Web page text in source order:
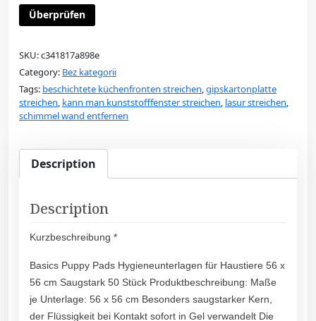
Überprüfen
SKU:c341817a898e
Category: Bez kategorii
Tags: beschichtete küchenfronten streichen,gipskartonplatte
streichen, kann man kunststofffenster streichen, lasur streichen,
schimmel wand entfernen
Description
Description
Kurzbeschreibung *
Basics Puppy Pads Hygieneunterlagen für Haustiere 56 x
56 cm Saugstark 50 Stück Produktbeschreibung: Maße
je Unterlage: 56 x 56 cm Besonders saugstarker Kern,
der Flüssigkeit bei Kontakt sofort in Gel verwandelt Die